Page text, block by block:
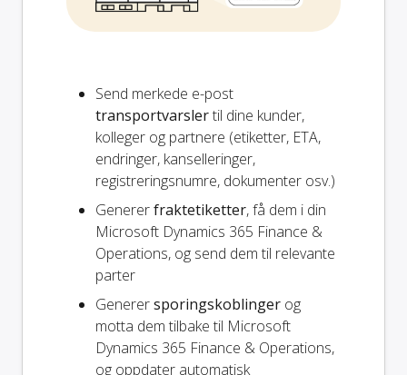
Send merkede e-post
transportvarslertil dine kunder,
kolleger og partnere (etiketter, ETA,
endringer, kanselleringer,
registreringsnumre, dokumenter osv.)
Genererfraktetiketter, få dem i din
Microsoft Dynamics 365 Finance &
Operations, og send dem til relevante
parter
Generersporingskoblinger og
motta dem tilbake til Microsoft
Dynamics 365 Finance & Operations,
og oppdater automatisk